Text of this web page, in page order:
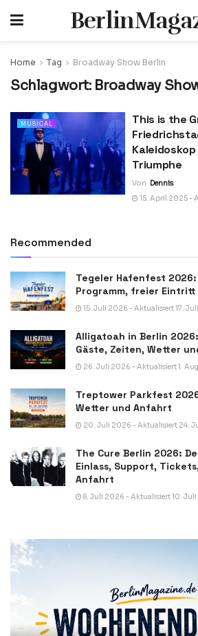
Home Tag Broadway Show Berlin
Schlagwort: Broadway
MUSICAL
This is the
Triumphe
Von Dennis
15. April 2025 -
Recommended
Tegeler Hafenfest
Programm, freier
15. Juli 2026 - Aktualisiert 17.
Alligatoah in Berlin
Gäste, Zeiten, Wetter
26. Juli 2026 - Aktualisiert 1.
Treptower Parkfest
Wetter und Anfahrt
20. Juli 2026 - Aktualisiert 24.
The Cure Berlin 2026:
Einlass, Support,
Anfahrt
8. Juli 2026 - Aktualisiert 10.